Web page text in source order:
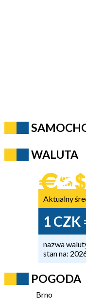
WALUTA
Aktualny
1 CZK
nazwa
stan na:
POGODA
Brno